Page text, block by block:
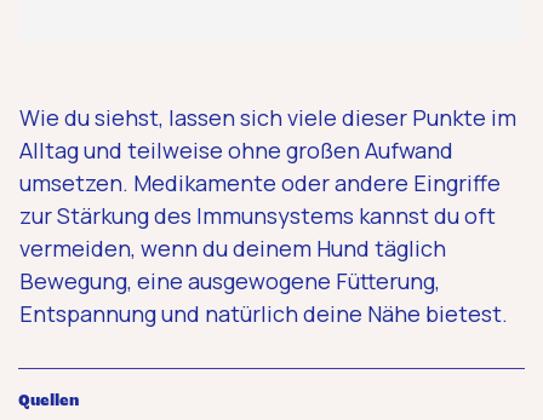
Wie du siehst, lassen sich viele dieser Punkte im
Alltag und teilweise ohne großen Aufwand
umsetzen. Medikamente oder andere Eingriffe
zur Stärkung des Immunsystems kannst du oft
vermeiden, wenn du deinem Hund täglich
Bewegung, eine ausgewogene Fütterung,
Entspannung und natürlich deine Nähe bietest.
Quellen